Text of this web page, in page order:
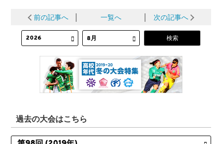
前の記事へ 一覧へ 次の記事へ
過去の大会はこちら